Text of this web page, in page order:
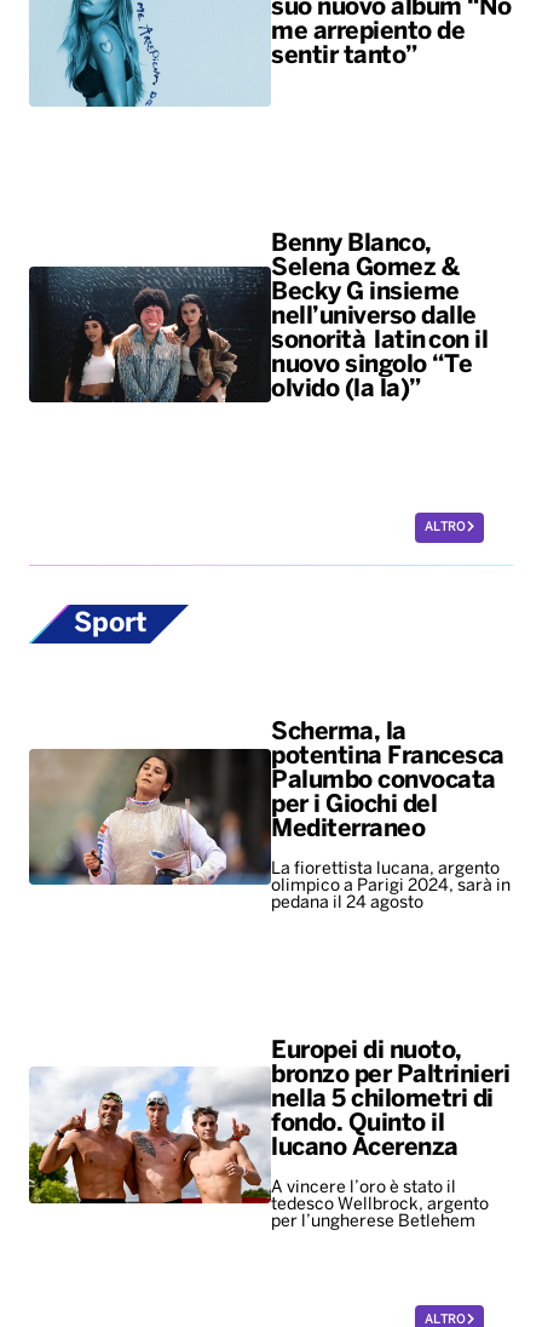
suo nuovo album “No
me arrepiento de
sentir tanto”
Benny Blanco,
Selena Gomez &
Becky G insieme
nell’universo dalle
sonorità latin con il
nuovo singolo “Te
olvido (la la)”
ALTRO
Sport
Scherma, la
potentina Francesca
Palumbo convocata
per i Giochi del
Mediterraneo
La fiorettista lucana, argento
olimpico a Parigi 2024, sarà in
pedana il 24 agosto
Europei di nuoto,
bronzo per Paltrinieri
nella 5 chilometri di
fondo. Quinto il
lucano Acerenza
A vincere l’oro è stato il
tedesco Wellbrock, argento
per l’ungherese Betlehem
ALTRO